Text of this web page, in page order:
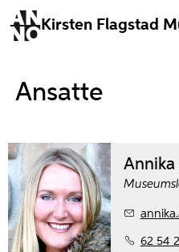
Kirsten Flagstad
Ansatte
Annika
62 54